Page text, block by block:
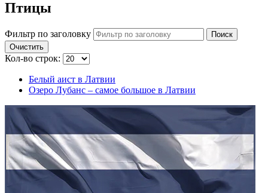
Птицы
Фильтр по заголовку
Поиск
Очистить
Кол-во строк:
Белый аист в Латвии
Озеро Лубанс – самое большое в Латвии